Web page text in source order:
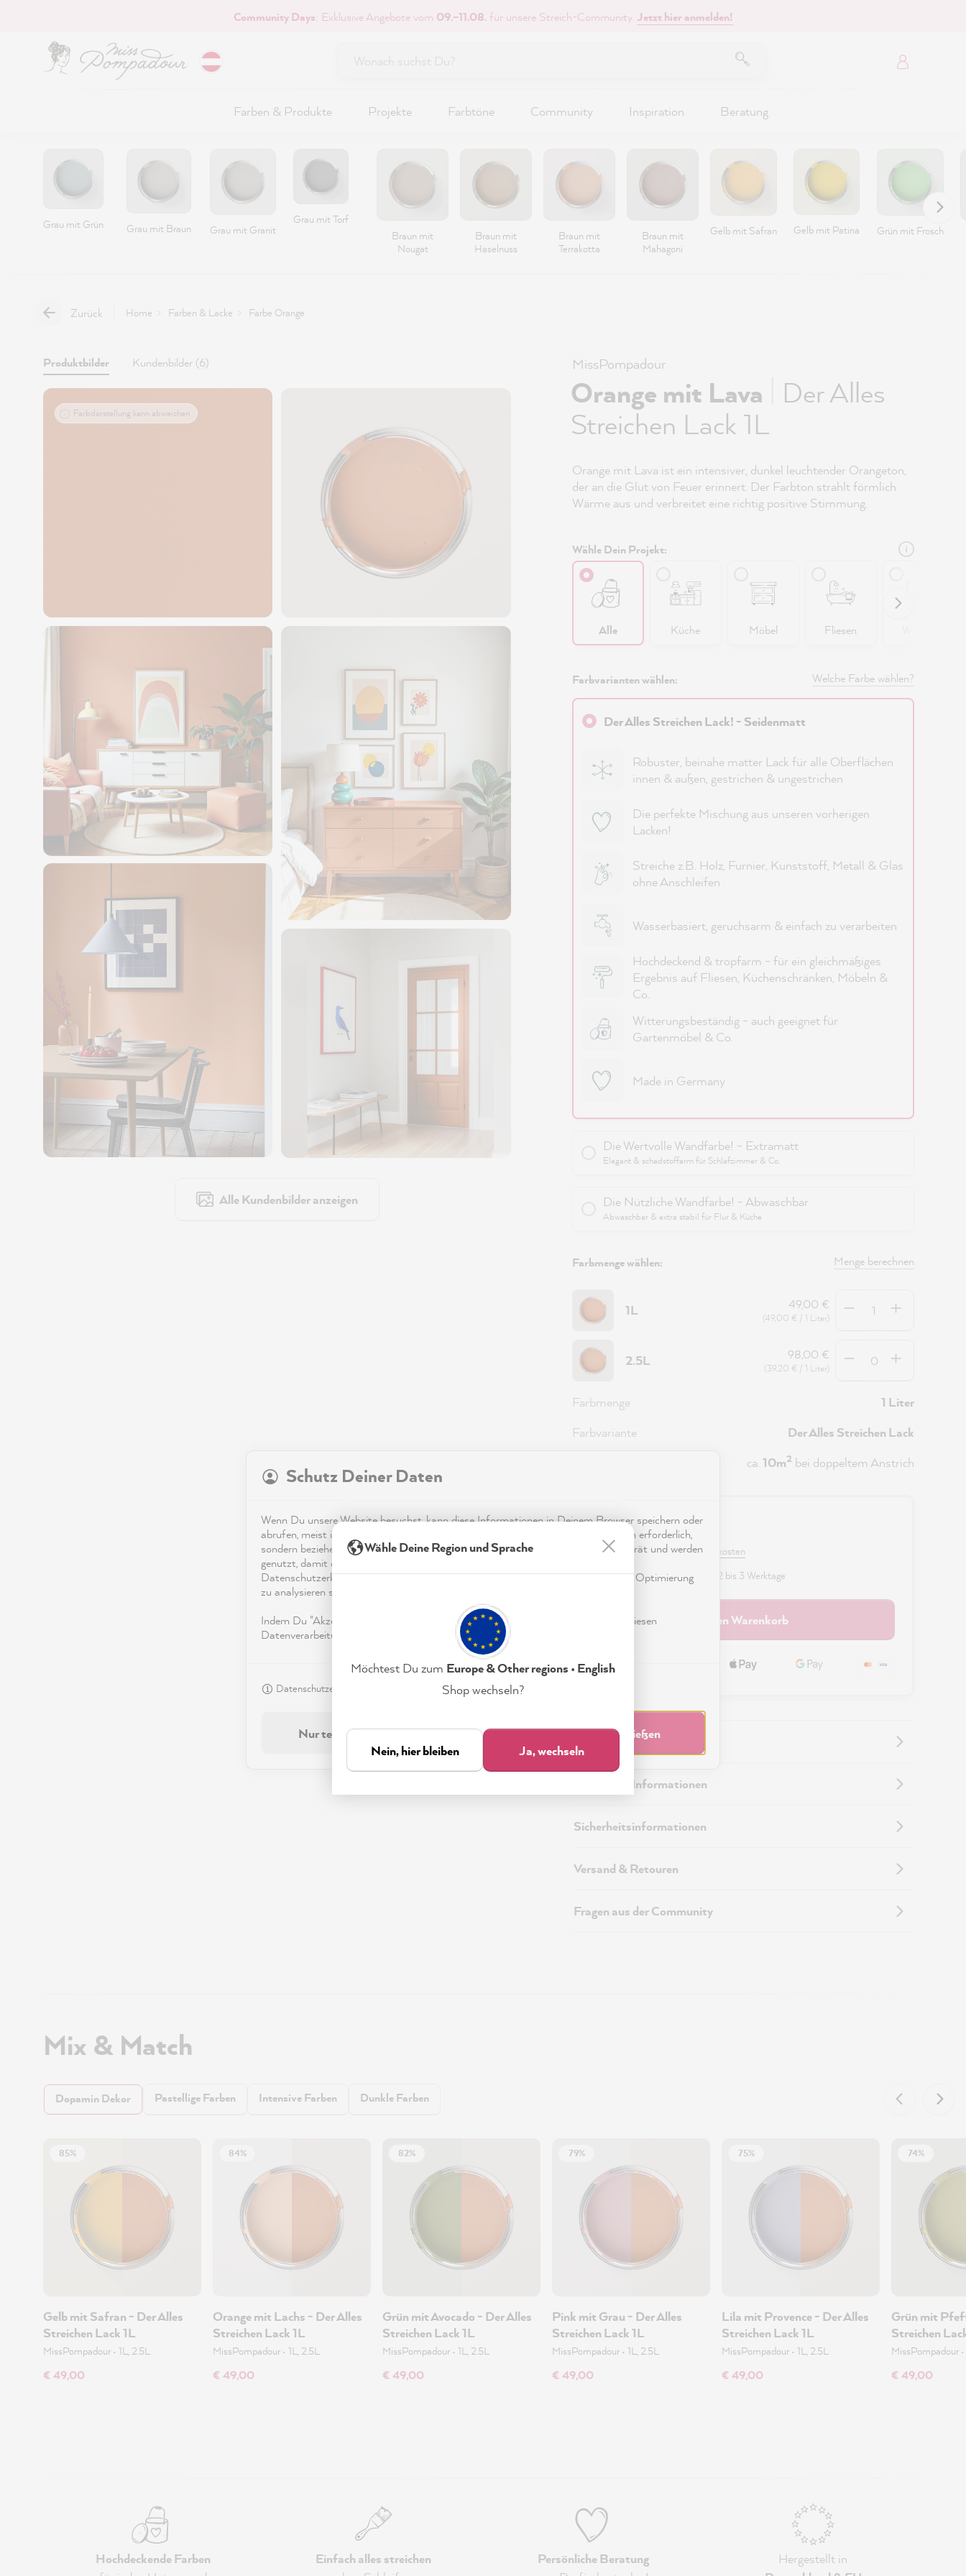
Community Days: Exklusive Angebote vom 09.–11.08.für unsere Streich-Community. Jetzt hier anmelden!
Farben & Produkte Projekte Farbtöne Community Inspiration Beratung
Grau mit Grün Grau mit Braun Grau mit Granit
Grau mit Torf
Braun mit
Nougat
Braun mit
Haselnuss
Braun mit
Terrakotta
Braun mit
Mahagoni
Gelb mit Safran Gelb mit Patina Grün mit Frosch
Zurück Home Farben & Lacke Farbe Orange
Produktbilder Kundenbilder (6)
Alle Kundenbilder anzeigen
Farbdarstellung kann abweichen
MissPompadour
Orange mit Lava
Der Alles
Streichen Lack 1L
Orange mit Lava ist ein intensiver, dunkel leuchtender Orangeton,
der an die Glut von Feuer erinnert. Der Farbton strahlt förmlich
Wärme aus und verbreitet eine richtig positive Stimmung.
Wähle Dein Projekt:
Alle Küche Möbel Fliesen
Farbvarianten wählen: Welche Farbe wählen?
Der Alles Streichen Lack! - Seidenmatt
Robuster, beinahe matter Lack für alle Oberflächen
innen & außen, gestrichen & ungestrichen
Die perfekte Mischung aus unseren vorherigen
Lacken!
Streiche z.B. Holz, Furnier, Kunststoff, Metall & Glas
ohne Anschleifen
Wasserbasiert, geruchsarm & einfach zu verarbeiten
Hochdeckend & tropfarm - für ein gleichmäßiges
Ergebnis auf Fliesen, Küchenschränken, Möbeln &
Co.
Witterungsbeständig - auch geeignet für
Gartenmöbel & Co.
Made in Germany
Die Wertvolle Wandfarbe! - Extramatt
Elegant & schadstoffarm für Schlafzimmer & Co.
Die Nützliche Wandfarbe! - Abwaschbar
Abwaschbar & extra stabil für Flur & Küche
Farbmenge wählen: Menge berechnen
1L 49,00 €
(49,00 € / 1 Liter)
2.5L 98,00 €
(39,20 € / 1 Liter)
Farbmenge
1 Liter
Farbvariante
Der Alles Streichen Lack
ca. 10m2 bei doppeltem Anstrich
49,00 €
Preise inkl. MwSt. zzgl. Versandkosten
Sofort verfügbar, Lieferzeit: 2 bis 3 Werktage
In den Warenkorb
Beschreibung
Technische Informationen
Sicherheitsinformationen
Versand & Retouren
Fragen aus der Community
Mix & Match
Dopamin Dekor Pastellige Farben Intensive Farben Dunkle Farben
85%
Gelb mit Safran - Der Alles
Streichen Lack 1L
MissPompadour • 1L, 2.5L
€ 49,00
84%
Orange mit Lachs - Der Alles
Streichen Lack 1L
MissPompadour • 1L, 2.5L
€ 49,00
82%
Grün mit Avocado - Der Alles
Streichen Lack 1L
MissPompadour • 1L, 2.5L
€ 49,00
79%
Pink mit Grau - Der Alles
Streichen Lack 1L
MissPompadour • 1L, 2.5L
€ 49,00
75%
Lila mit Provence - Der Alles
Streichen Lack 1L
MissPompadour • 1L, 2.5L
€ 49,00
74%
Grün mit
Streichen
MissPompadour •
€ 49,00
Hochdeckende Farben
Einfach alles streichen
Persönliche Beratung
Hergestellt in
Schutz Deiner Daten
Wenn Du unsere Website besuchst, kann diese Informationen in Deinem Browser speichern oder
abrufen, meist in Form von Cookies. Diese Informationen sind nicht nur technisch erforderlich,
sondern beziehen sich möglicherweise auf Dich, Deine Einstellungen oder Dein Gerät und werden
genutzt, damit die Website wie erwartet funktioniert und um mittels den in der
Datenschutzerklärung genannten Dienste Deine Nutzung der Webseite für deren Optimierung
zu analysieren sowie Werbung zu betreiben und zu personalisieren.
Indem Du "Akzeptieren & Schließen" klickst, stimmst Du (jederzeit widerruflich) diesen
Datenverarbeitungen freiwillig zu.
Datenschutzerklärung Einstellungen
Akzeptieren & Schließen
Nur technisch Erforderliche
Wähle Deine Region und Sprache
Möchtest Du zum Europe & Other regions • English
Shop wechseln?
Nein, hier bleiben Ja, wechseln